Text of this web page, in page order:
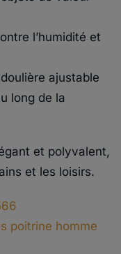
l’humidité et
ajustable
long de la
et polyvalent,
et les loisirs.
poitrine homme